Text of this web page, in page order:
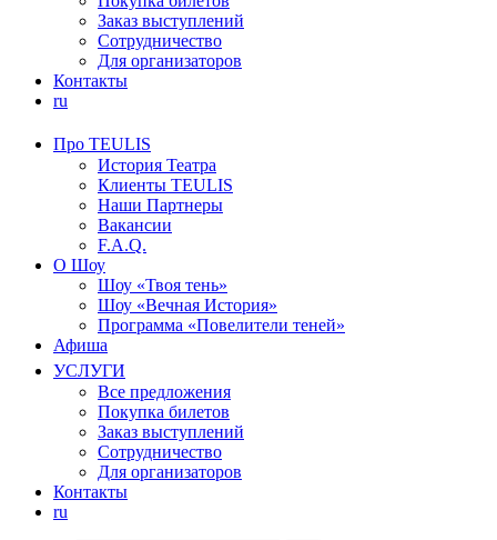
Заказ выступлений
Сотрудничество
Для организаторов
Контакты
ru
Про TEULIS
История Театра
Клиенты TEULIS
Наши Партнеры
Вакансии
F.A.Q.
О Шоу
Шоу «Твоя тень»
Шоу «Вечная История»
Программа «Повелители теней»
Афиша
УСЛУГИ
Все предложения
Покупка билетов
Заказ выступлений
Сотрудничество
Для организаторов
Контакты
ru